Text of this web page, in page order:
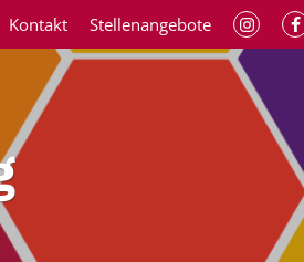
Kontakt Stellenangebote